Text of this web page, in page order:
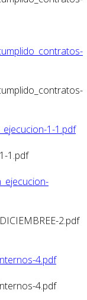
1-1.pdf
1.pdf
2.pdf
4.pdf
4.pdf